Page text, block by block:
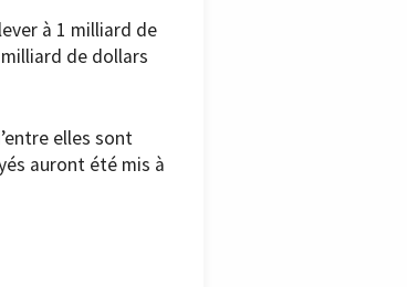
à 1 milliard de
de dollars
elles sont
auront été mis à